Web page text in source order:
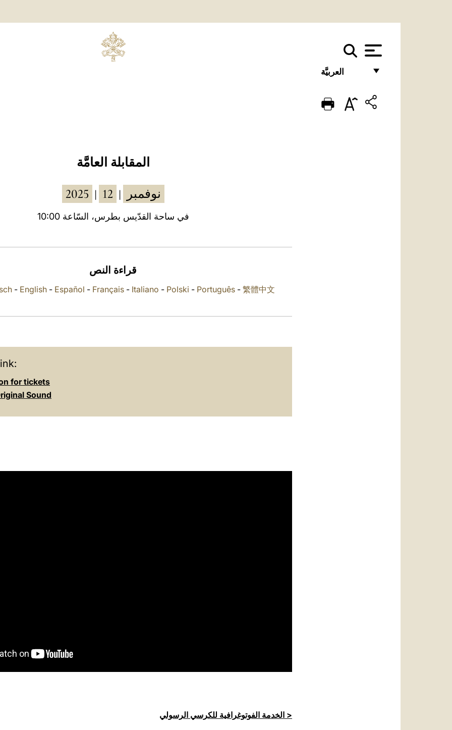
العربيَّة
ENGLISH
المقابلة العامَّة
2025 نوفمبر 12
في ساحة القدّيس بطرس، السّاعة 10:00
قراءة النص
- English- Español - Français- Italiano - Polski - Português- 繁體中文
for tickets
Sound
الخدمة الفوتوغرافية للكرسي الرسولي >